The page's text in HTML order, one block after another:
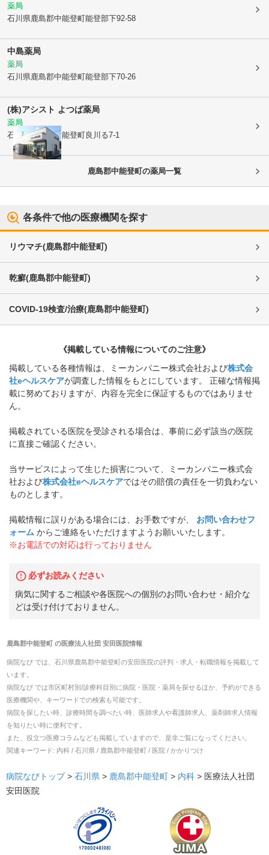
薬局
石川県鹿島郡中能登町能登部下92-58
中島薬局
薬局
石川県鹿島郡中能登町能登部下70-26
(株)アシスト よつば薬局
薬局
石川県鹿島郡中能登町良川る7-1
鹿島郡中能登町の薬局一覧
各条件で他の医療機関を探す
リウマチ(鹿島郡中能登町)
乾癬(鹿島郡中能登町)
COVID-19検査/治療(鹿島郡中能登町)
《掲載している情報についてのご注意》
掲載している各種情報は、ミーカンパニー株式会社および株式会
社eヘルスケアが調査した情報をもとにしています。 正確な情報掲
載に努めておりますが、内容を完全に保証するものではありませ
ん。
掲載されている医院を受診される場合は、事前に必ず該当の医院
に直接ご確認ください。
当サービスによって生じた損害について、ミーカンパニー株式会
社および株式会社eヘルスケアではその賠償の責任を一切負わない
ものとします。
掲載情報に誤りがある場合には、お手数ですが、
お問い合わせフ
ォーム からご連絡をいただけますようお願いいたします。
※お電話での対応は行っておりません
必ずお読みください
病気に関するご相談や各医院への個別のお問い合わせ・紹介な
どは受け付けておりません。
鹿島郡中能登町の医療法人社団 安田医院情報
病院なび では、 石川県鹿島郡中能登町 の安田医院の評判・求人・転職情報を掲載して
います。
病院なび では市区町村別/診療科目別に病院・医院・薬局を探せるほか、予約ができる
医療機関や、キーワードでの検索も可能です。
病院を探したい時、診療時間を調べたい時、医師求人や看護師求人、薬剤師求人情報
を知りたい時に便利です。
また、役立つ医療コラムなども掲載していますので、是非ご覧になってください。
関連キーワード: 内科 / 石川県 / 鹿島郡中能登町 / 医院 / かかりつけ
病院なびトップ > 石川県 > 鹿島郡中能登町 > 内科 > 医療法人社団
安田医院